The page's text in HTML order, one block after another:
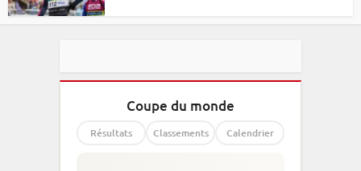
Coupe du monde
Résultats Classements Calendrier